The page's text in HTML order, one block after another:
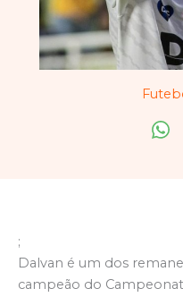
;
Dalvan é um dos
campeão do